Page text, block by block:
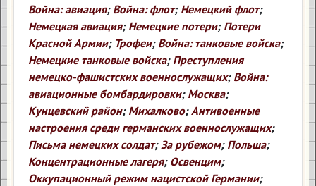
Война: авиация; Война: флот; Немецкий флот;
Немецкая авиация; Немецкие потери; Потери
Красной Армии; Трофеи; Война: танковые войска;
Немецкие танковые войска; Преступления
немецко-фашистских военнослужащих; Война:
авиационные бомбардировки; Москва;
Кунцевский район; Михалково;Антивоенные
настроения среди германских военнослужащих;
Письма немецких солдат;За рубежом; Польша;
Концентрационные лагеря; Освенцим;
Оккупационный режим нацистской Германии;